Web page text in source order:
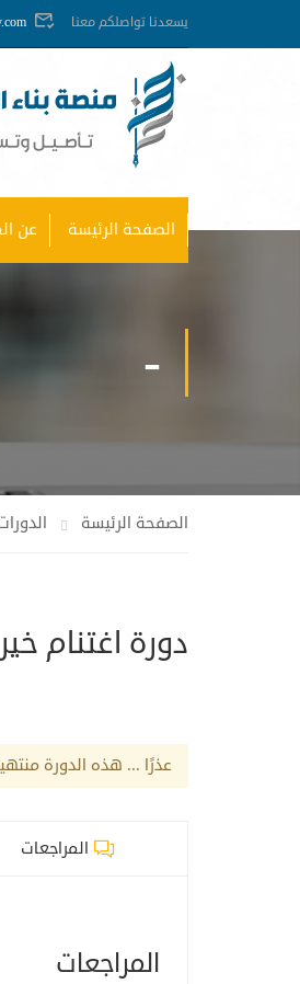
يسعدنا تواصلكم معنا
الصفحة الرئيسة عن
-
الصفحة الرئيسة
دورة اغتنام خير
عذرًا ... هذه الدورة
المراجعات
المراجعات